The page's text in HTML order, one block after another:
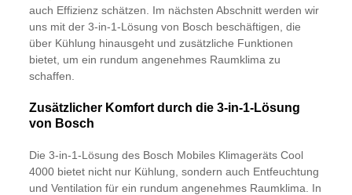
auch Effizienz schätzen. Im nächsten Abschnitt werden wir
uns mit der 3-in-1-Lösung von Bosch beschäftigen, die
über Kühlung hinausgeht und zusätzliche Funktionen
bietet, um ein rundum angenehmes Raumklima zu
schaffen.
Zusätzlicher Komfort durch die 3-in-1-Lösung
von Bosch
Die 3-in-1-Lösung des Bosch Mobiles Klimageräts Cool
4000 bietet nicht nur Kühlung, sondern auch Entfeuchtung
und Ventilation für ein rundum angenehmes Raumklima. In